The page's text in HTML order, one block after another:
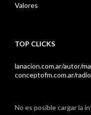
Valores
TOP CLICKS
lanacion.com.ar/autor/
conceptofm.com.ar/
No es posible cargar la